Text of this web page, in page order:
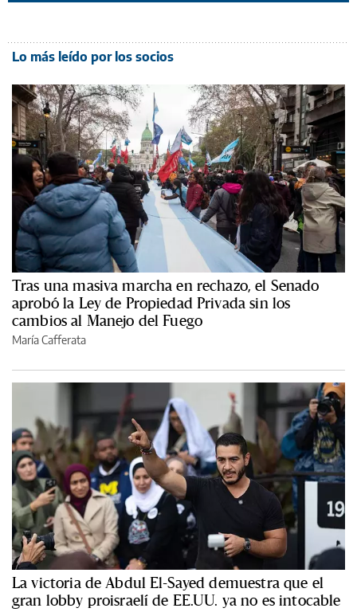
Lo más leído por los socios
Tras una masiva marcha en rechazo, el Senado
aprobó la Ley de Propiedad Privada sin los
cambios al Manejo del Fuego
María Cafferata
La victoria de Abdul El-Sayed demuestra que el
gran lobby proisraelí de EE.UU. ya no es intocable